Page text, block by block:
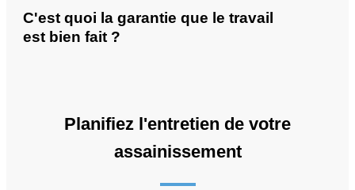
C'est quoi la garantie que le travail
est bien fait ?
Planifiez l'entretien de votre
assainissement